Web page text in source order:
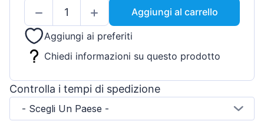
Aggiungi al carrello
Aggiungi ai preferiti
Chiedi informazioni su questo prodotto
Controlla i tempi di spedizione
- Scegli Un Paese -